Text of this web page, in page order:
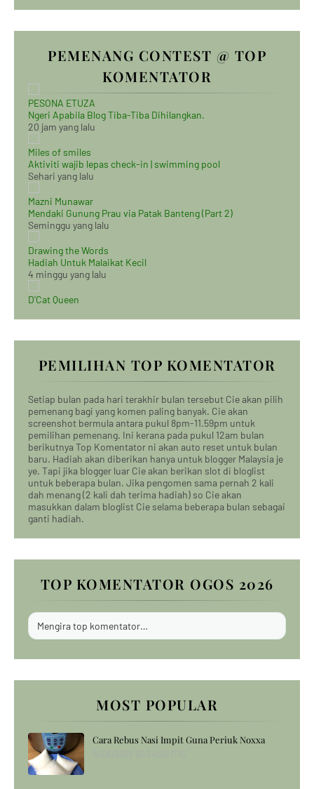
PEMENANG CONTEST @ TOP
KOMENTATOR
PESONA ETUZA
Ngeri Apabila Blog Tiba-Tiba Dihilangkan.
20 jam yang lalu
Miles of smiles
Aktiviti wajib lepas check-in | swimming pool
Sehari yang lalu
Mazni Munawar
Mendaki Gunung Prau via Patak Banteng (Part 2)
Seminggu yang lalu
Drawing the Words
Hadiah Untuk Malaikat Kecil
4 minggu yang lalu
D'Cat Queen
PEMILIHAN TOP KOMENTATOR
Setiap bulan pada hari terakhir bulan tersebut Cie akan pilih
pemenang bagi yang komen paling banyak. Cie akan
screenshot bermula antara pukul 8pm-11.59pm untuk
pemilihan pemenang. Ini kerana pada pukul 12am bulan
berikutnya Top Komentator ni akan auto reset untuk bulan
baru. Hadiah akan diberikan hanya untuk blogger Malaysia je
ye. Tapi jika blogger luar Cie akan berikan slot di bloglist
untuk beberapa bulan. Jika pengomen sama pernah 2 kali
dah menang (2 kali dah terima hadiah) so Cie akan
masukkan dalam bloglist Cie selama beberapa bulan sebagai
ganti hadiah.
TOP KOMENTATOR OGOS 2026
Mengira top komentator…
MOST POPULAR
Cara Rebus Nasi Impit Guna Periuk Noxxa